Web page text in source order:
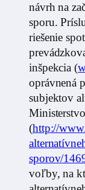
návrh na
sporu.
riešenie
inšpekcia (
oprávnená
subjektov
(http://
sporov/
voľby, na